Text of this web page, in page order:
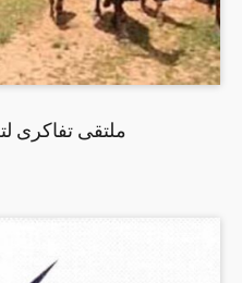
ملتقى تفاكرى